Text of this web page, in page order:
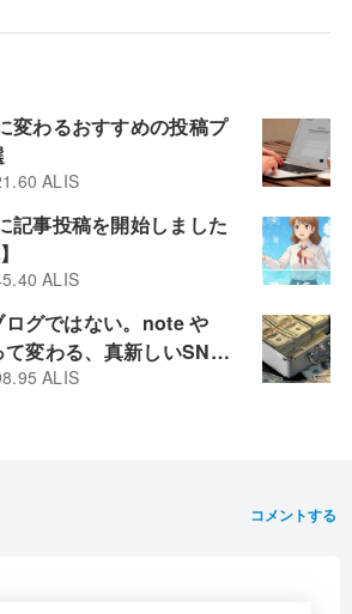
変わるおすすめの投稿プ
ALIS
記事投稿を開始しました
ALIS
グではない。note や
変わる、真新しいSNS
ラットフォーム
ALIS
コメントする